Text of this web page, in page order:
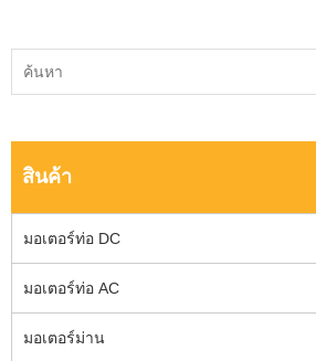
สินค้า
มอเตอร์ท่อ DC
มอเตอร์ท่อ AC
มอเตอร์ม่าน